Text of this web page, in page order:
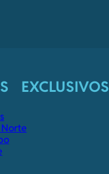
EXCLUSIVOS